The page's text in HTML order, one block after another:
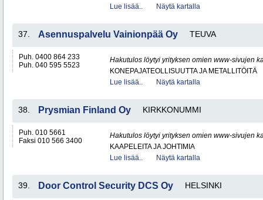
Lue lisää..
Näytä kartalla
37. Asennuspalvelu Vainionpää Oy TEUVA
Puh. 0400 864 233
Puh. 040 595 5523
Hakutulos löytyi yrityksen omien www-sivujen
KONEPAJATEOLLISUUTTA JA METALLITÖITÄ
Lue lisää..
Näytä kartalla
38. Prysmian Finland Oy KIRKKONUMMI
Puh. 010 5661
Faksi 010 566 3400
Hakutulos löytyi yrityksen omien www-sivujen
KAAPELEITA JA JOHTIMIA
Lue lisää..
Näytä kartalla
39. Door Control Security DCS Oy HELSINKI